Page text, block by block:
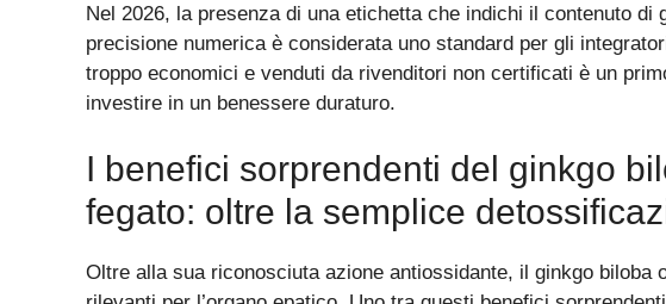
Nel 2026, la presenza di una etichetta che indichi il contenuto di
precisione numerica è considerata uno standard per gli
troppo economici e venduti da rivenditori non certificati è un
investire in un benessere duraturo.
I benefici sorprendenti del ginkgo
fegato: oltre la semplice
Oltre alla sua riconosciuta azione antiossidante, il ginkgo biloba